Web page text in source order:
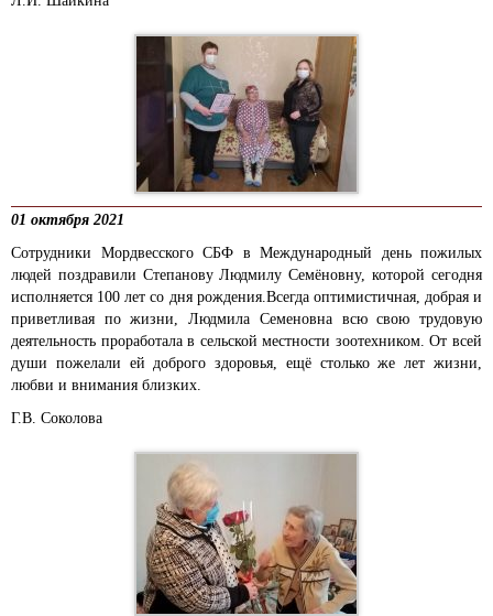
01 октября 2021
Сотрудники Мордвесского СБФ в Международный день пожилых
людей поздравили Степанову Людмилу Семёновну, которой сегодня
исполняется 100 лет со дня рождения.Всегда оптимистичная, добрая и
приветливая по жизни, Людмила Семеновна всю свою трудовую
деятельность проработала в сельской местности зоотехником. От всей
души пожелали ей доброго здоровья, ещё столько же лет жизни,
любви и внимания близких.
Г.В. Соколова